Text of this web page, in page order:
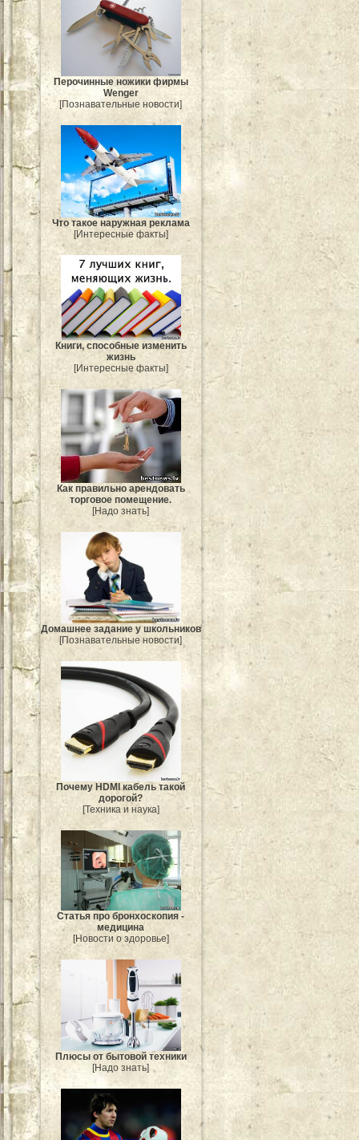
Перочинные ножики фирмы
Wenger
[Познавательные новости]
Что такое наружная реклама
[Интересные факты]
Книги, способные изменить
жизнь
[Интересные факты]
Как правильно арендовать
торговое помещение.
[Надо знать]
Домашнее задание у школьников
[Познавательные новости]
Почему HDMI кабель такой
дорогой?
[Техника и наука]
Статья про бронхоскопия -
медицина
[Новости о здоровье]
Плюсы от бытовой техники
[Надо знать]